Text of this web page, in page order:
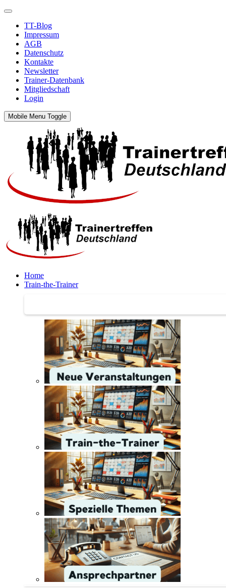
TT-Blog
Impressum
AGB
Datenschutz
Kontakte
Newsletter
Trainer-Datenbank
Mitgliedschaft
Login
Mobile Menu Toggle
Home
Train-the-Trainer